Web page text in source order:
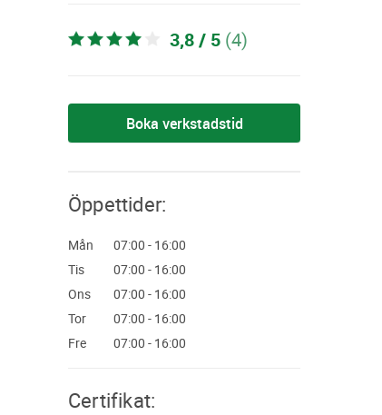
(4)
3,8 / 5
Boka verkstadstid
Öppettider:
mån
07:00 - 16:00
tis
07:00 - 16:00
ons
07:00 - 16:00
tor
07:00 - 16:00
fre
07:00 - 16:00
Certifikat: